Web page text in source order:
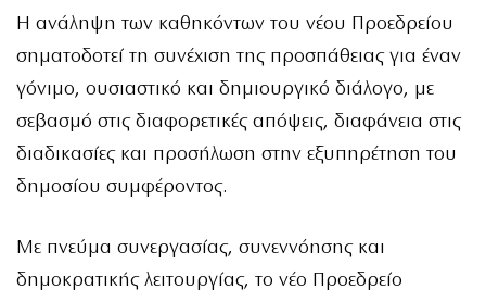
Η ανάληψη των καθηκόντων του νέου Προεδρείου
σηματοδοτεί τη συνέχιση της προσπάθειας για έναν
γόνιμο, ουσιαστικό και δημιουργικό διάλογο, με
σεβασμό στις διαφορετικές απόψεις, διαφάνεια στις
διαδικασίες και προσήλωση στην εξυπηρέτηση του
δημοσίου συμφέροντος.
Με πνεύμα συνεργασίας, συνεννόησης και
δημοκρατικής λειτουργίας, το νέο Προεδρείο